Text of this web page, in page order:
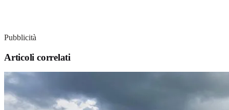
Pubblicità
Articoli correlati